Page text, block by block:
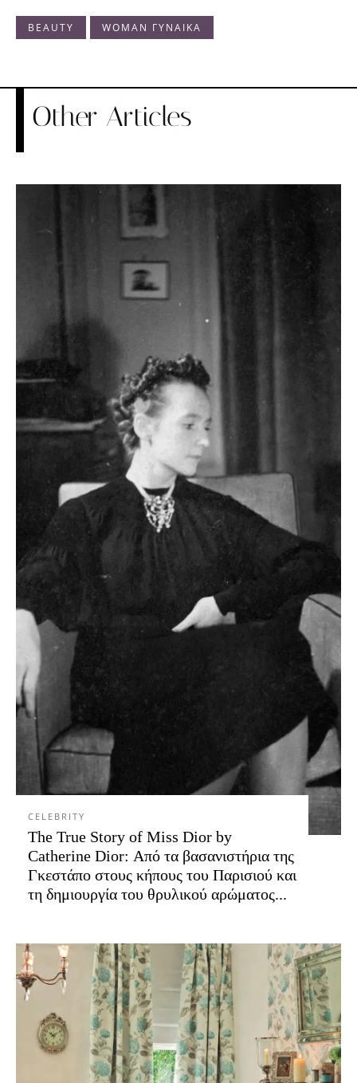
BEAUTY WOMAN ΓΥΝΑΙΚΑ
Other Articles
CELEBRITY
The True Story of Miss Dior by
Catherine Dior: Από τα βασανιστήρια της
Γκεστάπο στους κήπους του Παρισιού και
τη δημιουργία του θρυλικού αρώματος...